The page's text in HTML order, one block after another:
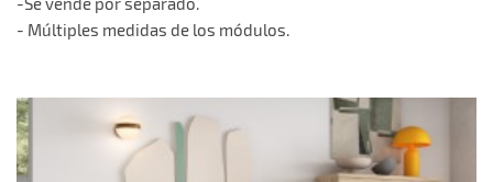
- Múltiples medidas de los módulos.